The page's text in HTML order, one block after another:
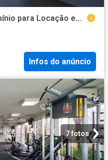
Casa / Sobrado em Condomínio para Locação em Votorantim/SP Jardim Tatiana 3 Quartos
Infos do anúncio
7 fotos